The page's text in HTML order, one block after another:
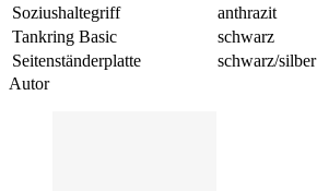
Soziushaltegriff
anthrazit
Tankring Basic
schwarz
Seitenständerplatte
schwarz/silber
Autor